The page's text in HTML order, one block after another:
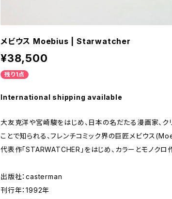
メビウス Moebius | Starwatcher
¥38,500
残り1点
International shipping available
大友克洋や宮崎駿をはじめ、日本の名だたる漫画家、
ことで知られる、フレンチコミック界の巨匠メビウス
代表作「STARWATCHER」をはじめ、カラーとモノク
出版社：casterman
刊行年：1992年